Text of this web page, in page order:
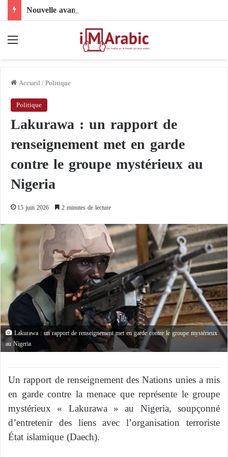
Accueil/Politique
Politique
Lakurawa : un rapport de
renseignement met en garde
contre le groupe mystérieux au
Nigeria
15 juin 2026 2 minutes de lecture
Lakurawa : un rapport de renseignement met en garde contre le groupe mystérieux
au Nigeria
Un rapport de renseignement des Nations unies a mis
en garde contre la menace que représente le groupe
mystérieux « Lakurawa » au Nigeria, soupçonné
d’entretenir des liens avec l’organisation terroriste
État islamique (Daech).